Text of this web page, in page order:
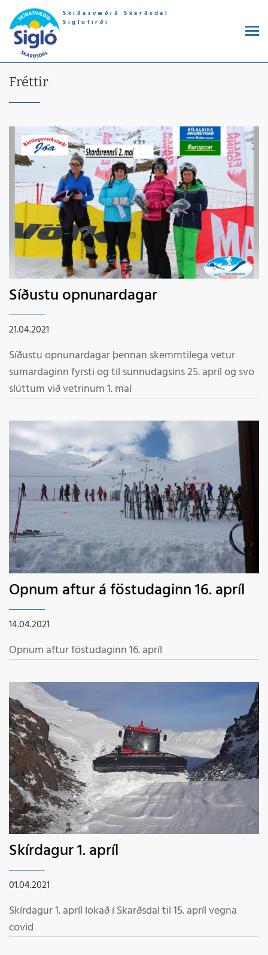
Skíðasvæðið Skarðsdal
Siglufirði
Fréttir
Síðustu opnunardagar
21.04.2021
Síðustu opnunardagar þennan skemmtilega vetur
sumardaginn fyrsti og til sunnudagsins 25. apríl og svo
slúttum við vetrinum 1. maí
Opnum aftur á föstudaginn 16. apríl
14.04.2021
Opnum aftur föstudaginn 16. apríl
Skírdagur 1. apríl
01.04.2021
Skírdagur 1. apríl lokað í Skarðsdal til 15. apríl vegna
covid